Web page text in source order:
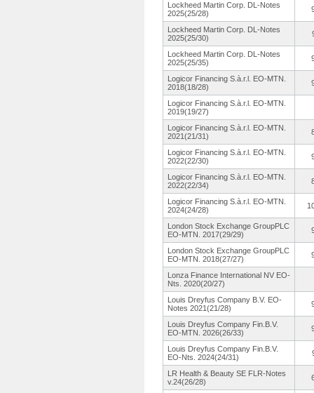
Lockheed Martin Corp. DL-Notes
2025(25/28)
Lockheed Martin Corp. DL-Notes
2025(25/30)
Lockheed Martin Corp. DL-Notes
2025(25/35)
Logicor Financing S.à. r.l. EO-MTN.
2018(18/28)
Logicor Financing S.à. r.l. EO-MTN.
2019(19/27)
Logicor Financing S.à. r.l. EO-MTN.
2021(21/31)
Logicor Financing S.à. r.l. EO-MTN.
2022(22/30)
Logicor Financing S.à. r.l. EO-MTN.
2022(22/34)
Logicor Financing S.à. r.l. EO-MTN.
2024(24/28)
London Stock Exchange GroupPLC
EO-MTN. 2017(29/29)
London Stock Exchange GroupPLC
EO-MTN. 2018(27/27)
Lonza Finance International NV EO-
Nts. 2020(20/27)
Louis Dreyfus Company B.V. EO-
Notes 2021(21/28)
Louis Dreyfus Company Fin.B.V.
EO-MTN. 2026(26/33)
Louis Dreyfus Company Fin.B.V.
EO-Nts. 2024(24/31)
LR Health & Beauty SE FLR-Notes
v.24(26/28)